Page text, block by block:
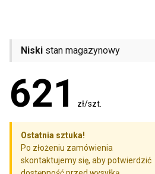
Niskistan magazynowy
621 zł/szt.
Ostatnia sztuka!
Po złożeniu zamówienia
skontaktujemy się, aby potwierdzić